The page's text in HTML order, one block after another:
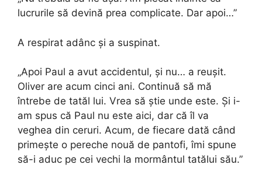
lucrurile să devină prea complicate. Dar apoi…”
A respirat adânc și a suspinat.
„Apoi Paul a avut accidentul, și nu… a reușit.
Oliver are acum cinci ani. Continuă să mă
întrebe de tatăl lui. Vrea să știe unde este. Și i-
am spus că Paul nu este aici, dar că îl va
veghea din ceruri. Acum, de fiecare dată când
primește o pereche nouă de pantofi, îmi spune
să-i aduc pe cei vechi la mormântul tatălui său.”